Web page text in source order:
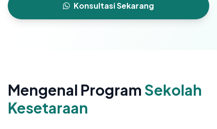
Konsultasi Sekarang
Mengenal Program Sekolah
Kesetaraan